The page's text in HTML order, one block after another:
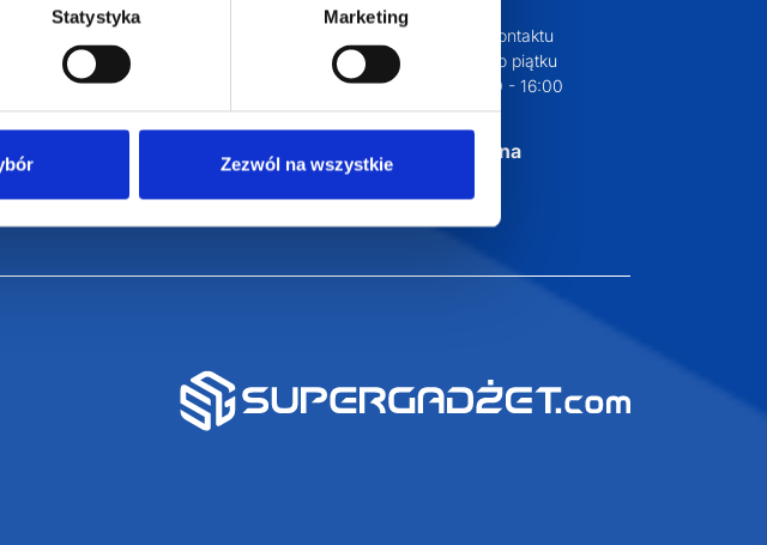
Statystyka Marketing
Zezwól na wszystkie
Zapraszamy do kontaktu
od poniedziałku do piątku
w godzinach 8:00 - 16:00
Dołącz do nas na